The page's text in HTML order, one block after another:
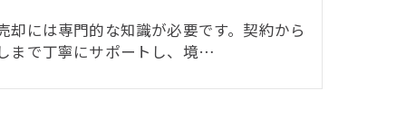
却には専門的な知識が必要です。契約から
まで丁寧にサポートし、境…